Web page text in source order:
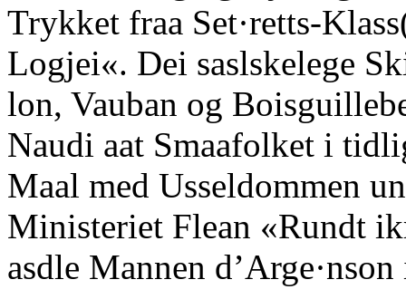
Trykket fraa Set·retts-
Logjei«. Dei saslskelege
lon, Vauban og
Naudi aat Smaafolket i
Maal med Usseldommen
Ministeriet Flean «Rundt
asdle Mannen